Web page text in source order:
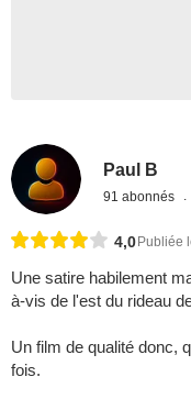
Paul B
91 abonnés
4,0 Publiée
Une satire habilement
à-vis de l'est du rideau
Un film de qualité donc,
fois.